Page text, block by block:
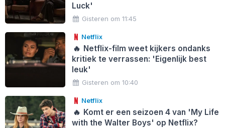
Luck'
Gisteren om 11:45
Netflix
🔥 Netflix-film weet kijkers ondanks
kritiek te verrassen: 'Eigenlijk best
leuk'
Gisteren om 10:40
Netflix
🔥 Komt er een seizoen 4 van 'My Life
with the Walter Boys' op Netflix?